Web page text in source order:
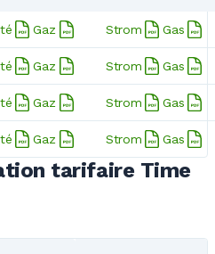
Gaz Strom Gas
Gaz Strom Gas
Gaz Strom Gas
Gaz Strom Gas
tarifaire Time